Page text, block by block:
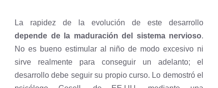
La rapidez de la evolución de este desarrollo
depende de la maduración del sistema nervioso.
No es bueno estimular al niño de modo excesivo ni
sirve realmente para conseguir un adelanto; el
desarrollo debe seguir su propio curso. Lo demostró el